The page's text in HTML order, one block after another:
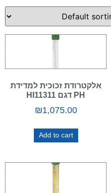
אלקטרודת זכוכית למדידת
PH דגם HI11311
₪1,075.00
Add to cart